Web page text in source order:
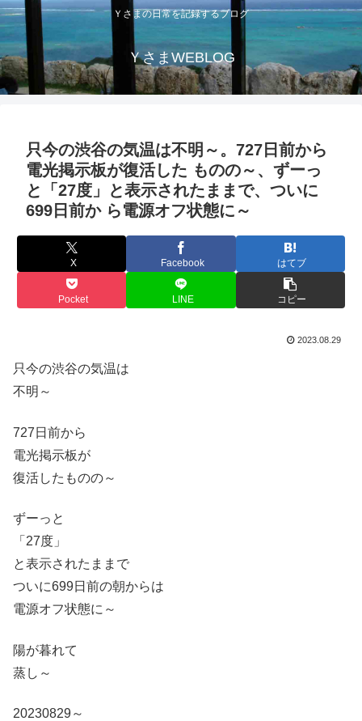
Ｙさまの日常を記録するブログ
ＹさまWEBLOG
只今の渋谷の気温は不明～。727日前から
電光掲示板が復活した ものの～、ずーっ
と「27度」と表示されたままで、ついに
699日前か ら電源オフ状態に～
X Facebook はてブ
Pocket LINE コピー
2023.08.29
只今の渋谷の気温は
不明～
727日前から
電光掲示板が
復活したものの～
ずーっと
「27度」
と表示されたままで
ついに699日前の朝からは
電源オフ状態に～
陽が暮れて
蒸し～
20230829～